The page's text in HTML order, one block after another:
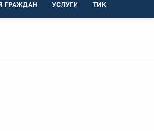
ГРАЖДАН УСЛУГИ ТИК